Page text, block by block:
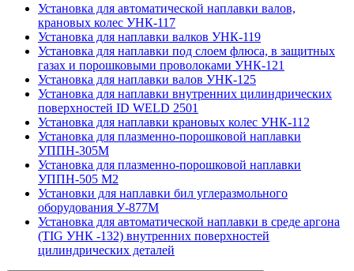
Установка для автоматической наплавки валов,
крановых колес УНК-117
Установка для наплавки валков УНК-119
Установка для наплавки под слоем флюса, в защитных
газах и порошковыми проволоками УНК-121
Установка для наплавки валов УНК-125
Установка для наплавки внутренних цилиндрических
поверхностей ID WELD 2501
Установка для наплавки крановых колес УНК-112
Установка для плазменно-порошковой наплавки
УППН-305М
Установка для плазменно-порошковой наплавки
УППН-505 М2
Установки для наплавки бил углеразмольного
оборудования У-877М
Установка для автоматической наплавки в среде аргона
(TIG УНК -132) внутренних поверхностей
цилиндрических деталей